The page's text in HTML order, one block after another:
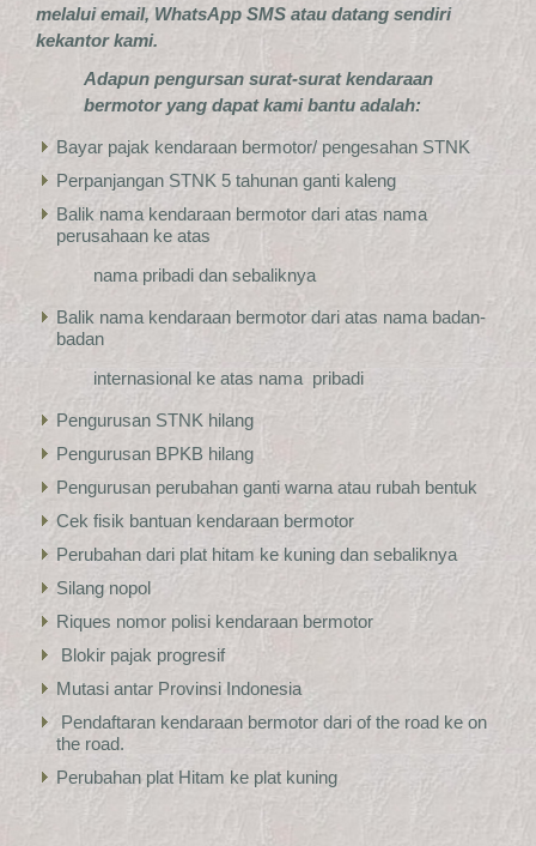
melalui email, WhatsApp SMS atau datang sendiri
kekantor kami.
Adapun pengursan surat-surat kendaraan
bermotor yang dapat kami bantu adalah:
Bayar pajak kendaraan bermotor/ pengesahan STNK
Perpanjangan STNK 5 tahunan ganti kaleng
Balik nama kendaraan bermotor dari atas nama
perusahaan ke atas
nama pribadi dan sebaliknya
Balik nama kendaraan bermotor dari atas nama badan-
badan
internasional ke atas nama pribadi
Pengurusan STNK hilang
Pengurusan BPKB hilang
Pengurusan perubahan ganti warna atau rubah bentuk
Cek fisik bantuan kendaraan bermotor
Perubahan dari plat hitam ke kuning dan sebaliknya
Silang nopol
Riques nomor polisi kendaraan bermotor
Blokir pajak progresif
Mutasi antar Provinsi Indonesia
Pendaftaran kendaraan bermotor dari of the road ke on
the road.
Perubahan plat Hitam ke plat kuning